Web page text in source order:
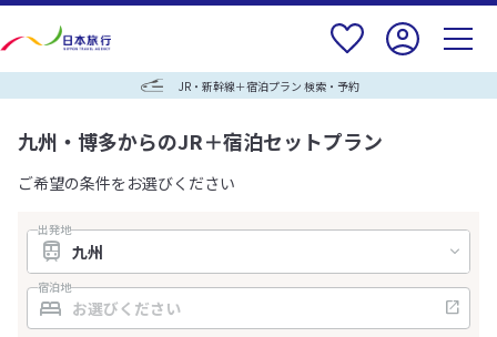
JR・新幹線＋宿泊プラン 検索・予約
九州・博多からのJR＋宿泊セットプラン
ご希望の条件をお選びください
出発地
宿泊地